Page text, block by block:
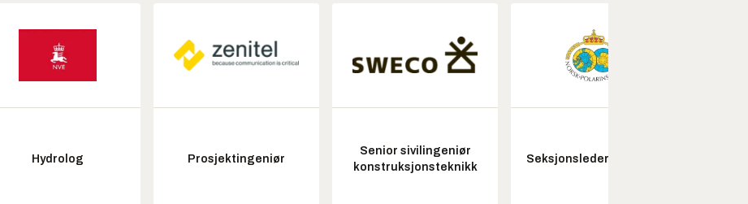
Hydrolog Prosjektingeniør
Senior sivilingeniør
konstruksjonsteknikk
Seksjonsleder Nye Troll